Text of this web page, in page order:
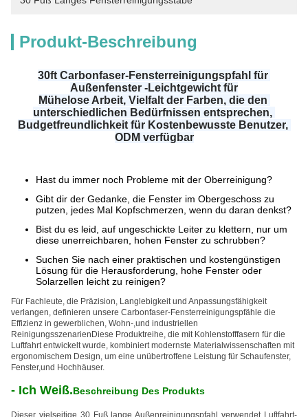
Produkt-Beschreibung
30ft Carbonfaser-Fensterreinigungspfahl für
Außenfenster -Leichtgewicht für
Mühelose Arbeit, Vielfalt der Farben, die den
unterschiedlichen Bedürfnissen entsprechen,
Budgetfreundlichkeit für Kostenbewusste Benutzer,
ODM verfügbar
Hast du immer noch Probleme mit der Oberreinigung?
Gibt dir der Gedanke, die Fenster im Obergeschoss zu
putzen, jedes Mal Kopfschmerzen, wenn du daran denkst?
Bist du es leid, auf ungeschickte Leiter zu klettern, nur um
diese unerreichbaren, hohen Fenster zu schrubben?
Suchen Sie nach einer praktischen und kostengünstigen
Lösung für die Herausforderung, hohe Fenster oder
Solarzellen leicht zu reinigen?
Für Fachleute, die Präzision, Langlebigkeit und Anpassungsfähigkeit
verlangen, definieren unsere Carbonfaser-Fensterreinigungspfähle die
Effizienz in gewerblichen, Wohn-,und industriellen
ReinigungsszenarienDiese Produktreihe, die mit Kohlenstofffasern für die
Luftfahrt entwickelt wurde, kombiniert modernste Materialwissenschaften mit
ergonomischem Design, um eine unübertroffene Leistung für Schaufenster,
Fenster,und Hochhäuser.
- Ich Weiß.Beschreibung Des Produkts
Dieser vielseitige 30 Fuß lange Außenreinigungspfahl verwendet Luftfahrt-